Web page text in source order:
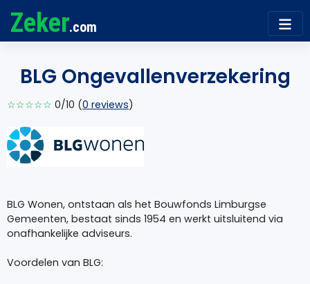
Zeker.com
BLG Ongevallenverzekering
☆☆☆☆☆ 0/10 (0 reviews)
BLG Wonen, ontstaan als het Bouwfonds Limburgse
Gemeenten, bestaat sinds 1954 en werkt uitsluitend via
onafhankelijke adviseurs.
Voordelen van BLG: